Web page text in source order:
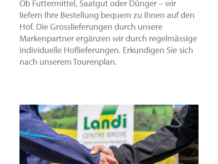
Ob Futtermittel, Saatgut oder Dünger – wir
liefern Ihre Bestellung bequem zu Ihnen auf den
Hof. Die Grosslieferungen durch unsere
Markenpartner ergänzen wir durch regelmässige
individuelle Hoflieferungen. Erkundigen Sie sich
nach unserem Tourenplan.